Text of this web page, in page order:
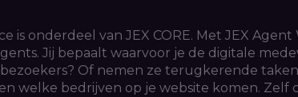
is onderdeel van JEX CORE. Met JEX
Jij bepaalt waarvoor je de digitale
Of nemen ze terugkerende
welke bedrijven op je website komen.